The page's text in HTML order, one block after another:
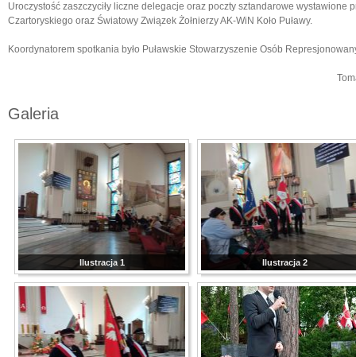
Uroczystość zaszczyciły liczne delegacje oraz poczty sztandarowe wystawione
Czartoryskiego oraz Światowy Związek Żołnierzy AK-WiN Koło Puławy.
Koordynatorem spotkania było Puławskie Stowarzyszenie Osób
Tomasz
Galeria
Ilustracja 1 Ilustracja 2